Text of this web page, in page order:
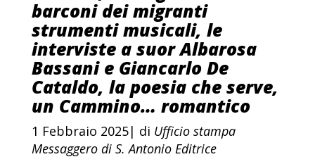
barconi dei migranti
strumenti musicali, le
interviste a suor Albarosa
Bassani e Giancarlo De
Cataldo, la poesia che serve,
un Cammino… romantico
1 Febbraio 2025| di Ufficio stampa
Messaggero di S. Antonio Editrice